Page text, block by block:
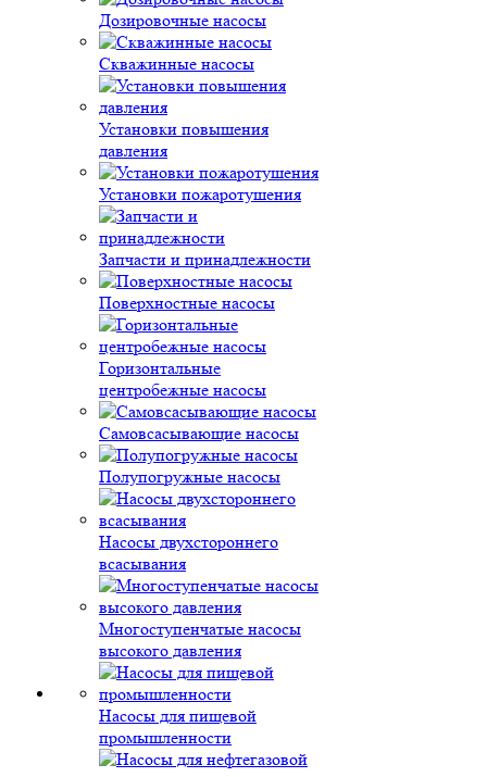
Дозировочные насосы
Скважинные насосы
Установки повышения
давления
Установки пожаротушения
Запчасти и принадлежности
Поверхностные насосы
Горизонтальные
центробежные насосы
Самовсасывающие насосы
Полупогружные насосы
Насосы двухстороннего
всасывания
Многоступенчатые насосы
высокого давления
Насосы для пищевой
промышленности